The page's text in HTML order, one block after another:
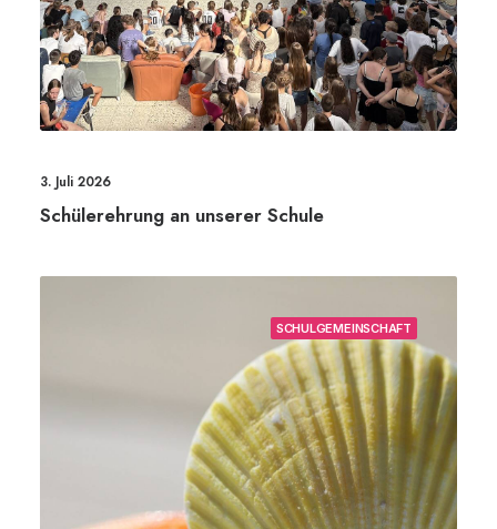
3. Juli 2026
Schülerehrung an unserer Schule
SCHULGEMEINSCHAFT